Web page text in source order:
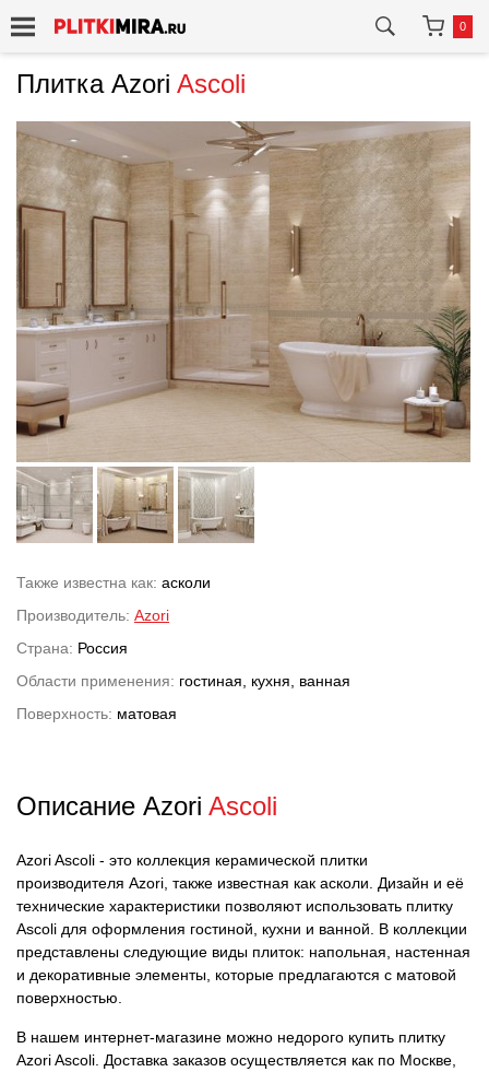
0
Плитка Azori Ascoli
Также известна как: асколи
Производитель: Azori
Страна: Россия
Области применения: гостиная, кухня, ванная
Поверхность: матовая
Описание Azori Ascoli
Azori Ascoli - это коллекция керамической плитки
производителя Azori, также известная как асколи. Дизайн и её
технические характеристики позволяют использовать плитку
Ascoli для оформления гостиной, кухни и ванной. В коллекции
представлены следующие виды плиток: напольная, настенная
и декоративные элементы, которые предлагаются с матовой
поверхностью.
В нашем интернет-магазине можно недорого купить плитку
Azori Ascoli. Доставка заказов осуществляется как по Москве,